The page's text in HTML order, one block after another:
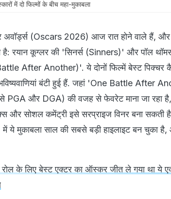
में दो फिल्मों के बीच महा-मुकाबला
(Oscars 2026) आज रात होने वाले हैं, और
है: रयान कूग्लर की 'सिनर्स (Sinners)' और पॉल
After Another)'. ये दोनों फिल्में बेस्ट पिक्चर
भविष्यवाणियां बंटी हुई हैं. जहां 'One Battle After
PGA और DGA) की वजह से फेवरेट माना जा रहा है,
और सोशल कमेंट्री इसे सरप्राइज विनर बना
मुकाबला साल की सबसे बड़ी हाइलाइट बन चुका
रोल के लिए बेस्ट एक्टर का ऑस्कर जीत ले गया था ये